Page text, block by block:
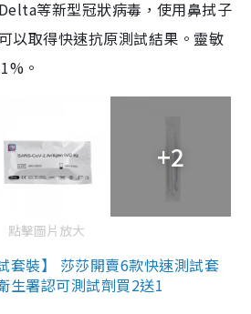
等新型冠狀病毒，使用鼻拭子
以取得快速抗原測試結果。靈敏
。
+2
點擊圖片放大
套裝】 莎莎開賣6款快速測試套
生署認可測試劑買2送1